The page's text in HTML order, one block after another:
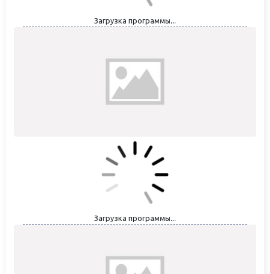
Загрузка программы...
Загрузка программы...